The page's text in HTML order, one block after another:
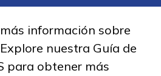
información sobre
nuestra Guía de
para obtener más